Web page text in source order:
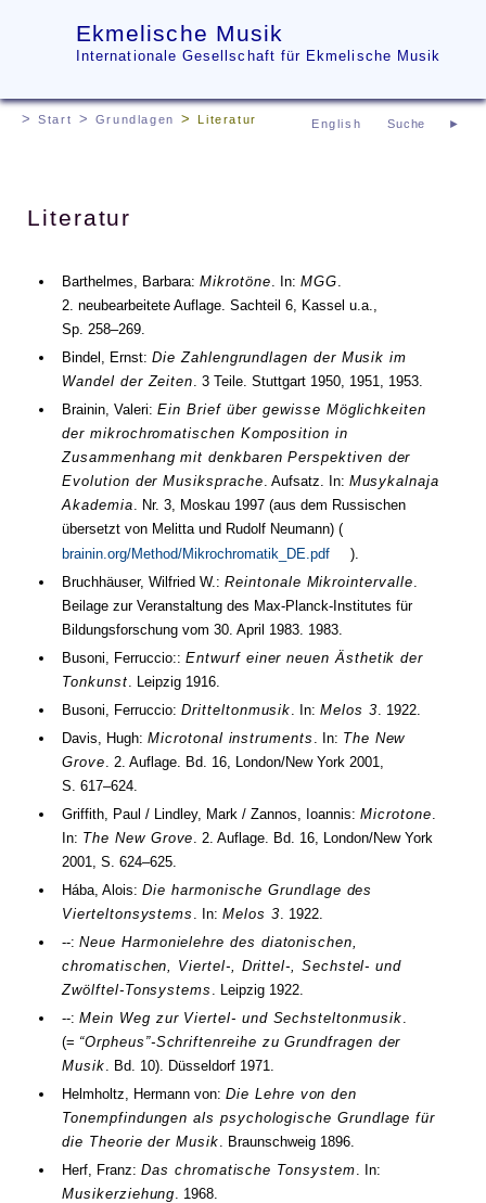
Ekmelische Musik
Internationale Gesellschaft für Ekmelische Musik
English
Start Grundlagen Literatur
Literatur
Barthelmes, Barbara:Mikrotöne. In: MGG.
2. neubearbeitete Auflage. Sachteil 6, Kasselu.a.,
Sp. 258–269.
Bindel, Ernst:Die Zahlengrundlagen der Musik im
Wandel der Zeiten. 3 Teile. Stuttgart 1950, 1951, 1953.
Brainin, Valeri:Ein Brief über gewisse Möglichkeiten
der mikrochromatischen Komposition in
Zusammenhang mit denkbaren Perspektiven der
Evolution der Musiksprache. Aufsatz. In: Musykalnaja
Akademia. Nr. 3, Moskau 1997(aus dem Russischen
übersetzt von Melitta und Rudolf Neumann) (
brainin.org/Method/Mikrochromatik_DE.pdf
).
Bruchhäuser, Wilfried W.:Reintonale Mikrointervalle
Beilage zur Veranstaltung des Max-Planck-Institutes für
Bildungsforschung vom30. April 1983 1983
Busoni, Ferruccio::Entwurf einer neuen Ästhetik der
Tonkunst . Leipzig 1916.
Busoni, Ferruccio:Dritteltonmusik . In:Melos 3 1922.
Davis, Hugh:Microtonal instruments . In: The New
Grove
2. Auflage. Bd. 16, London/New York 2001
S. 617–624
Griffith, Paul / Lindley, Mark / Zannos, Ioannis:Microtone
In: The New Grove 2. Auflage. Bd. 16 , London/New York
2001
,S. 624–625
Hába, Alois:Die harmonische Grundlage des
Vierteltonsystems
. In:Melos 3 1922.
--:Neue Harmonielehre des diatonischen,
chromatischen, Viertel-, Drittel-, Sechstel- und
Zwölftel-Tonsystems
. Leipzig 1922
--:Mein Weg zur Viertel- und Sechsteltonmusik
(= “Orpheus”-Schriftenreihe zu Grundfragen der
Musik
Bd. 10). Düsseldorf 1971
Helmholtz, Hermann von:Die Lehre von den
Tonempfindungen als psychologische Grundlage für
die Theorie der Musik . Braunschweig 1896.
Herf, Franz:Das chromatische Tonsystem . In:
Musikerziehung
1968